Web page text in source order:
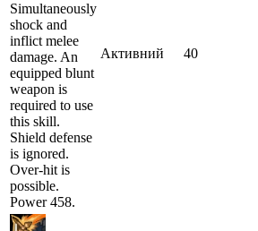
Simultaneously
shock and
inflict melee
damage. An
equipped blunt
weapon is
required to use
this skill.
Shield defense
is ignored.
Over-hit is
possible.
Power 458.
Активний 40